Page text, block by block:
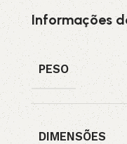
Informações
PESO
DIMENSÕES